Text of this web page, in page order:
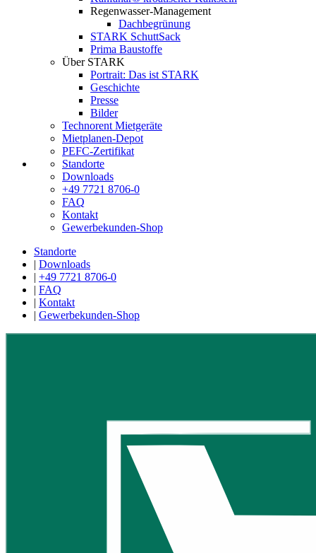
Regenwasser-Management
Dachbegrünung
STARK SchuttSack
Prima Baustoffe
Über STARK
Portrait: Das ist STARK
Geschichte
Presse
Bilder
Technorent Mietgeräte
Mietplanen-Depot
PEFC-Zertifikat
Standorte
Downloads
+49 7721 8706-0
FAQ
Kontakt
Gewerbekunden-Shop
Standorte
| Downloads
| +49 7721 8706-0
| FAQ
| Kontakt
| Gewerbekunden-Shop